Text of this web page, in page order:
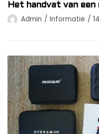
Het handvat van
Admin Informatie